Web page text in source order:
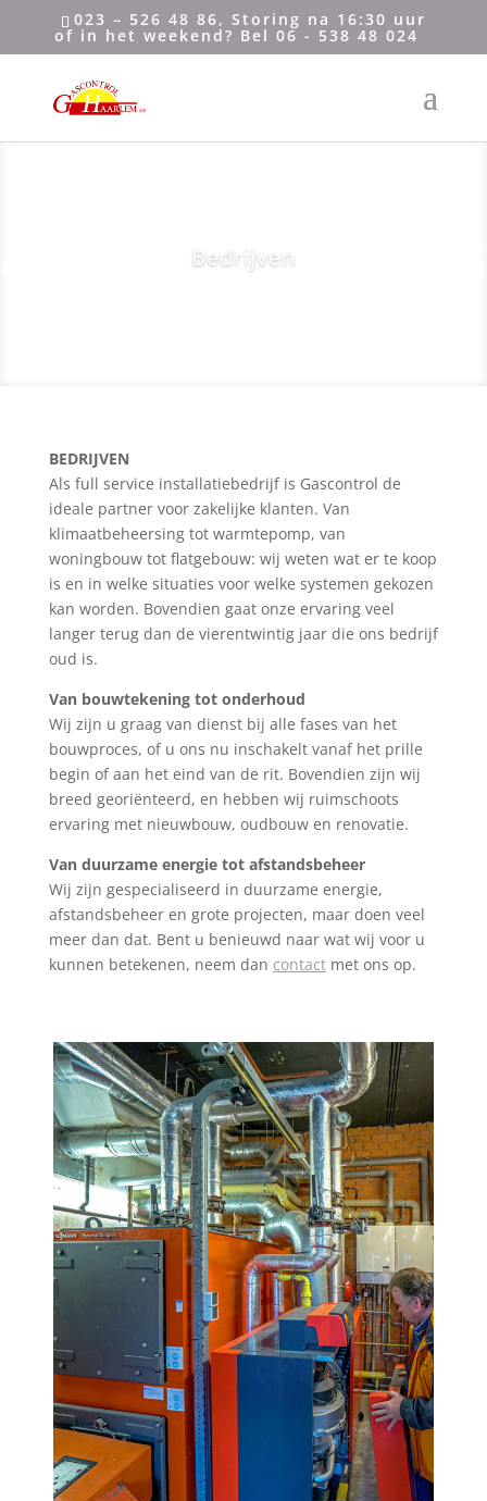
023 – 526 48 86, Storing na 16:30 uur
of in het weekend? Bel 06 - 538 48 024
Bedrijven
BEDRIJVEN
Als full service installatiebedrijf is Gascontrol de
ideale partner voor zakelijke klanten. Van
klimaatbeheersing tot warmtepomp, van
woningbouw tot flatgebouw: wij weten wat er te koop
is en in welke situaties voor welke systemen gekozen
kan worden. Bovendien gaat onze ervaring veel
langer terug dan de vierentwintig jaar die ons bedrijf
oud is.
Van bouwtekening tot onderhoud
Wij zijn u graag van dienst bij alle fases van het
bouwproces, of u ons nu inschakelt vanaf het prille
begin of aan het eind van de rit. Bovendien zijn wij
breed georiënteerd, en hebben wij ruimschoots
ervaring met nieuwbouw, oudbouw en renovatie.
Van duurzame energie tot afstandsbeheer
Wij zijn gespecialiseerd in duurzame energie,
afstandsbeheer en grote projecten, maar doen veel
meer dan dat. Bent u benieuwd naar wat wij voor u
kunnen betekenen, neem dan contactmet ons op.